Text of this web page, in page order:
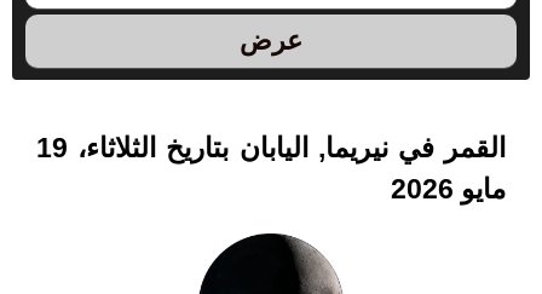
عرض
القمر في نيريما, اليابان بتاريخ الثلاثاء، 19
مايو 2026